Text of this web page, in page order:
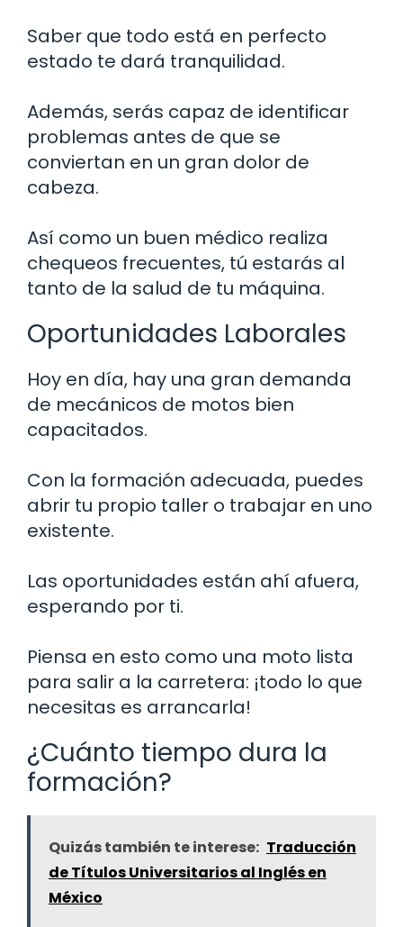
Saber que todo está en perfecto
estado te dará tranquilidad.
Además, serás capaz de identificar
problemas antes de que se
conviertan en un gran dolor de
cabeza.
Así como un buen médico realiza
chequeos frecuentes, tú estarás al
tanto de la salud de tu máquina.
Oportunidades Laborales
Hoy en día, hay una gran demanda
de mecánicos de motos bien
capacitados.
Con la formación adecuada, puedes
abrir tu propio taller o trabajar en uno
existente.
Las oportunidades están ahí afuera,
esperando por ti.
Piensa en esto como una moto lista
para salir a la carretera: ¡todo lo que
necesitas es arrancarla!
¿Cuánto tiempo dura la
formación?
Quizás también te interese: Traducción
de Títulos Universitarios al Inglés en
México